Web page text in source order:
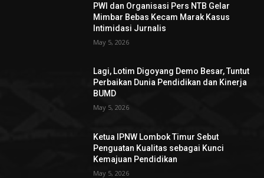
PWI dan Organisasi Pers NTB Gelar
Mimbar Bebas Kecam Marak Kasus
Intimidasi Jurnalis
May 5, 2026
Lagi, Lotim Digoyang Demo Besar, Tuntut
Perbaikan Dunia Pendidikan dan Kinerja
BUMD
May 5, 2026
Ketua IPNW Lombok Timur Sebut
Penguatan Kualitas sebagai Kunci
Kemajuan Pendidikan
May 5, 2026